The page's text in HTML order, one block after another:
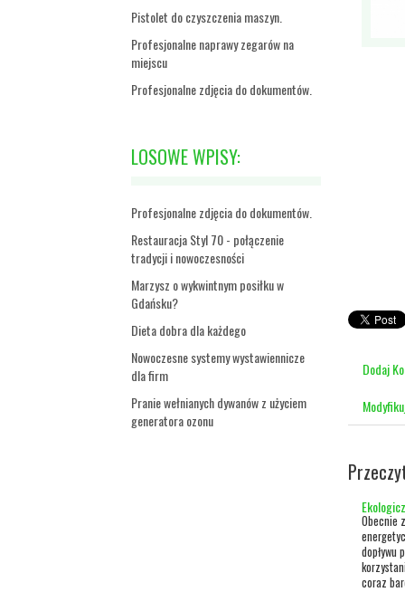
Pistolet do czyszczenia maszyn.
Profesjonalne naprawy zegarów na
miejscu
Profesjonalne zdjęcia do dokumentów.
LOSOWE WPISY:
Profesjonalne zdjęcia do dokumentów.
Restauracja Styl 70 - połączenie
tradycji i nowoczesności
Marzysz o wykwintnym posiłku w
Gdańsku?
Dieta dobra dla każdego
Nowoczesne systemy wystawiennicze
dla firm
Pranie wełnianych dywanów z użyciem
generatora ozonu
Dodaj
Obecnie
dopływu
coraz